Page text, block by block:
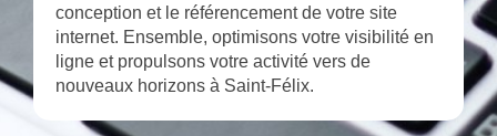
conception et le référencement de votre site
internet. Ensemble, optimisons votre visibilité en
ligne et propulsons votre activité vers de
nouveaux horizons à Saint-Félix.